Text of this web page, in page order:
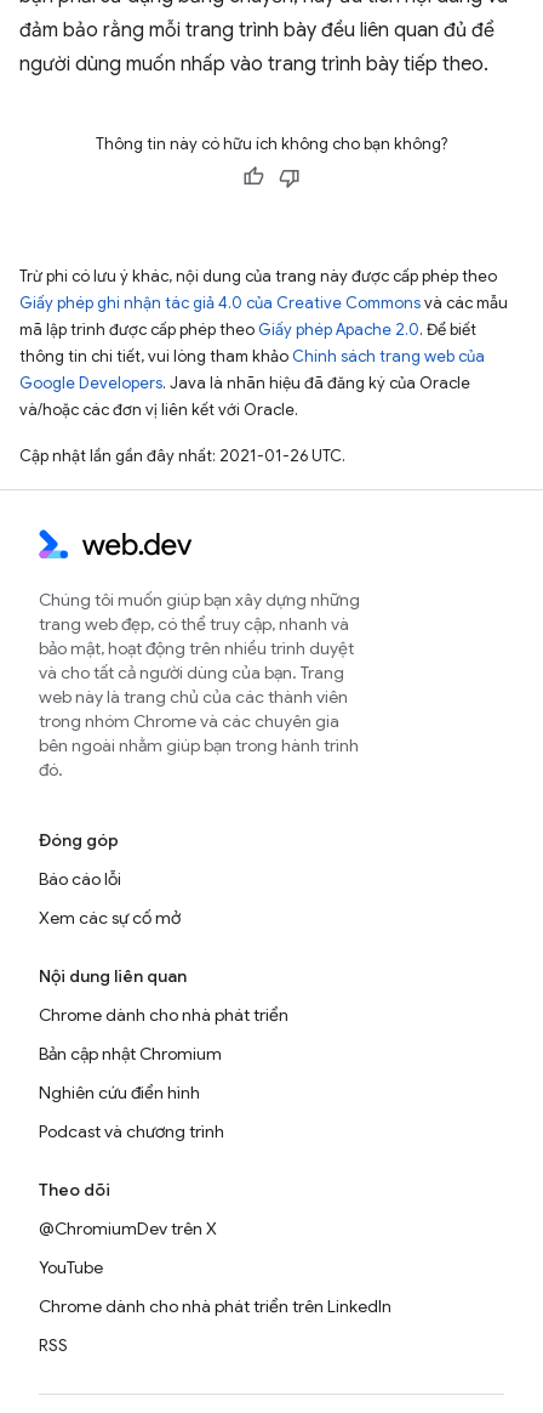
đảm bảo rằng mỗi trang trình bày đều liên quan đủ để
người dùng muốn nhấp vào trang trình bày tiếp theo.
Thông tin này có hữu ích không cho bạn không?
Trừ phi có lưu ý khác, nội dung của trang này được cấp phép theo
Giấy phép ghi nhận tác giả 4.0 của Creative Commonsvà các mẫu
mã lập trình được cấp phép theo Giấy phép Apache 2.0. Để biết
thông tin chi tiết, vui lòng tham khảo Chính sách trang web của
Google Developers. Java là nhãn hiệu đã đăng ký của Oracle
và/hoặc các đơn vị liên kết với Oracle.
Cập nhật lần gần đây nhất: 2021-01-26 UTC.
Chúng tôi muốn giúp bạn xây dựng những
trang web đẹp, có thể truy cập, nhanh và
bảo mật, hoạt động trên nhiều trình duyệt
và cho tất cả người dùng của bạn. Trang
web này là trang chủ của các thành viên
trong nhóm Chrome và các chuyên gia
bên ngoài nhằm giúp bạn trong hành trình
đó.
Đóng góp
Báo cáo lỗi
Xem các sự cố mở
Nội dung liên quan
Chrome dành cho nhà phát triển
Bản cập nhật Chromium
Nghiên cứu điển hình
Podcast và chương trình
Theo dõi
@ChromiumDev trên X
YouTube
Chrome dành cho nhà phát triển trên LinkedIn
RSS